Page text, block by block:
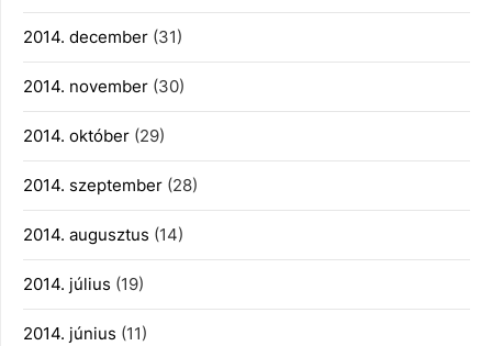
2014. december (31)
2014. november (30)
2014. október (29)
2014. szeptember (28)
2014. augusztus (14)
2014. július (19)
2014. június (11)